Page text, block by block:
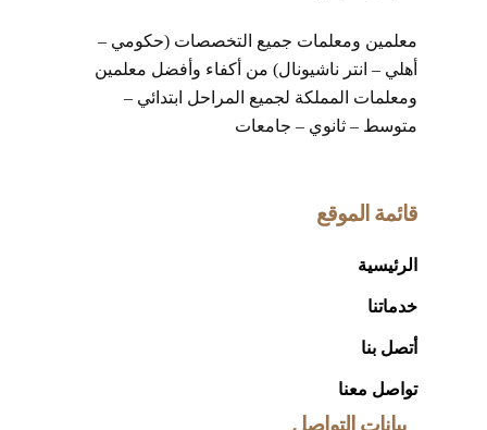
معلمين ومعلمات جميع التخصصات (حكومي –
أهلي – انتر ناشيونال) من أكفاء وأفضل معلمين
ومعلمات المملكة لجميع المراحل ابتدائي –
متوسط – ثانوي – جامعات
قائمة الموقع
الرئيسية
خدماتنا
أتصل بنا
تواصل معنا
بيانات التواصل